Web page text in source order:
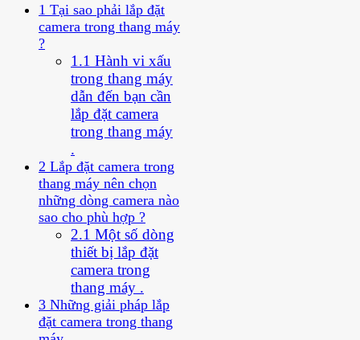
1 Tại sao phải lắp đặt
camera trong thang máy
?
1.1 Hành vi xấu
trong thang máy
dẫn đến bạn cần
lắp đặt camera
trong thang máy
.
2 Lắp đặt camera trong
thang máy nên chọn
những dòng camera nào
sao cho phù hợp ?
2.1 Một số dòng
thiết bị lắp đặt
camera trong
thang máy .
3 Những giải pháp lắp
đặt camera trong thang